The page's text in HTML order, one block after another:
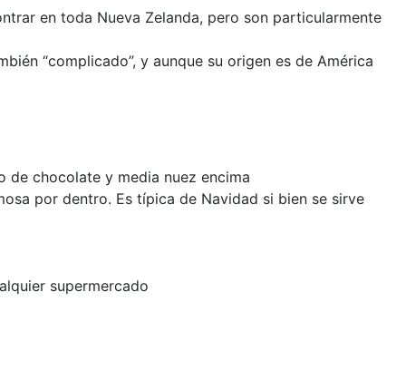
en toda Nueva Zelanda, pero son particularmente
“complicado”, y aunque su origen es de América
de chocolate y media nuez encima
por dentro. Es típica de Navidad si bien se sirve
supermercado